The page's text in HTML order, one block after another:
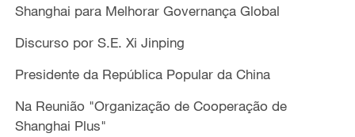
Shanghai para Melhorar Governança Global
Discurso por S.E. Xi Jinping
Presidente da República Popular da China
Na Reunião "Organização de Cooperação de
Shanghai Plus"